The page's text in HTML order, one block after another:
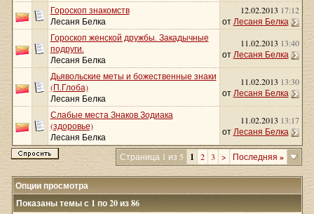
Гороскоп знакомств
Лесаня Белка
12.02.2013 17:12
от Лесаня Белка
Гороскоп женской дружбы. Закадычные
подруги.
Лесаня Белка
11.02.2013 13:40
от Лесаня Белка
Дьявольские меты и божественные знаки
(П.Глоба)
Лесаня Белка
11.02.2013 13:30
от Лесаня Белка
Слабые места Знаков Зодиака
(здоровье)
Лесаня Белка
11.02.2013 13:17
от Лесаня Белка
Страница 1 из 5 1 2 3 > Последняя»
Опции просмотра
Показаны темы с 1 по 20 из 86